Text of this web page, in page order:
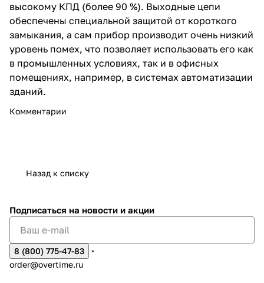
высокому КПД (более 90 %). Выходные цепи
обеспечены специальной защитой от короткого
замыкания, а сам прибор производит очень низкий
уровень помех, что позволяет использовать его как
в промышленных условиях, так и в офисных
помещениях, например, в системах автоматизации
зданий.
Комментарии
Назад к списку
Подписаться на новости и акции
8 (800) 775-47-83
order@overtime.ru